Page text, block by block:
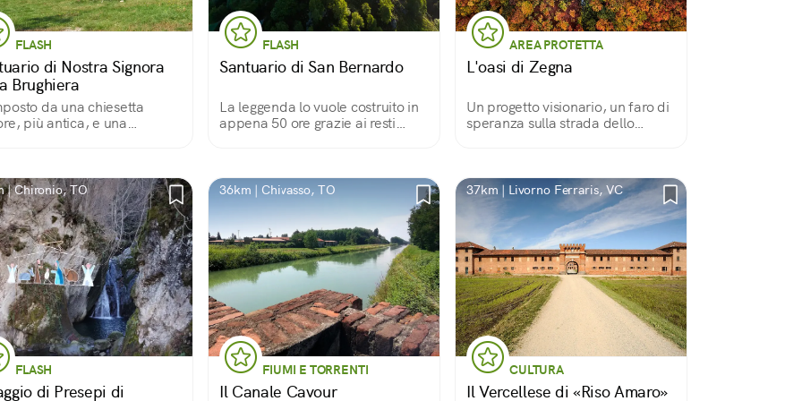
FLASH
di Nostra Signora
Brughiera
da una chiesetta
più antica, e una
di processioni finite male
in fuga.
FLASH
Santuario di San Bernardo
La leggenda lo vuole costruito in
appena 50 ore grazie ai resti
battaglia.
AREA PROTETTA
L'oasi di Zegna
Un progetto visionario, un faro di
speranza sulla strada dello
| Chironio, TO
FLASH
di Presepi di
36km | Chivasso, TO
FIUMI E TORRENTI
Il Canale Cavour
37km | Livorno Ferraris, VC
CULTURA
Il Vercellese di «Riso Amaro»